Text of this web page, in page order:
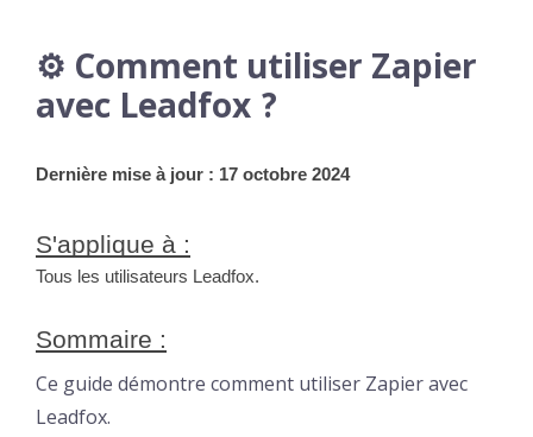
⚙︎ Comment utiliser Zapier
avec Leadfox ?
Dernière mise à jour : 17 octobre 2024
S'applique à :
Tous les utilisateurs Leadfox.
Sommaire :
Ce guide démontre comment utiliser Zapier avec
Leadfox.